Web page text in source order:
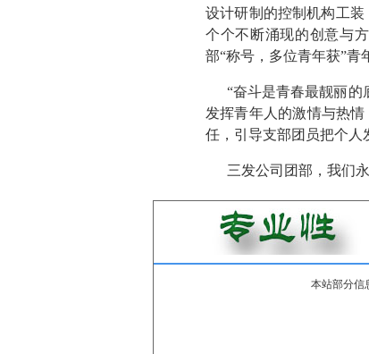
设计研制的控制机构工
个个不断涌现的创意与
部“称号，多位青年获”青
“奋斗是青春最靓丽的
发挥青年人的激情与热
任，引导支部团员把个人
三发公司团部，我们
本站部分信